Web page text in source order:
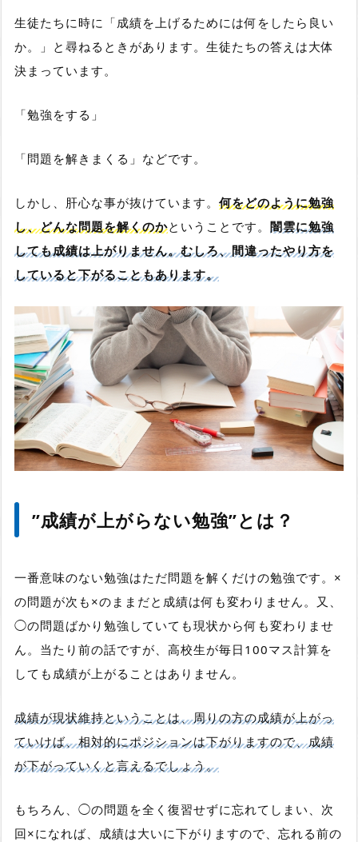
生徒たちに時に「成績を上げるためには何をしたら良い
か。」と尋ねるときがあります。生徒たちの答えは大体
決まっています。
「勉強をする」
「問題を解きまくる」などです。
しかし、肝心な事が抜けています。 何をどのように勉強
し、どんな問題を解くのかということです。 闇雲に勉強
しても成績は上がりません。むしろ、間違ったやり方を
していると下がることもあります。
”成績が上がらない勉強”とは？
一番意味のない勉強はただ問題を解くだけの勉強です。×
の問題が次も×のままだと成績は何も変わりません。又、
◯の問題ばかり勉強していても現状から何も変わりませ
ん。当たり前の話ですが、高校生が毎日100マス計算を
しても成績が上がることはありません。
成績が現状維持ということは、周りの方の成績が上がっ
ていけば、相対的にポジションは下がりますので、成績
が下がっていくと言えるでしょう。
もちろん、◯の問題を全く復習せずに忘れてしまい、次
回×になれば、成績は大いに下がりますので、忘れる前の